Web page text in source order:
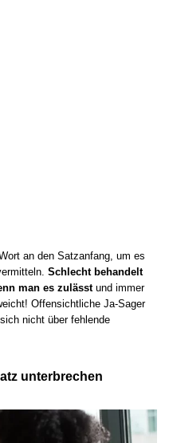
an den Satzanfang, um es
Schlecht behandelt
man es zulässtund immer
Offensichtliche Ja-Sager
nicht über fehlende
unterbrechen